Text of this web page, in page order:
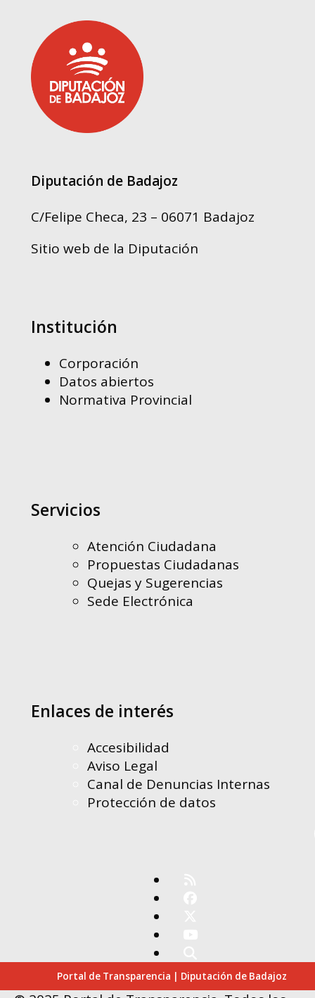
Diputación de Badajoz
C/Felipe Checa, 23 – 06071 Badajoz
Sitio web de la Diputación
Institución
Corporación
Datos abiertos
Normativa Provincial
Servicios
Atención Ciudadana
Propuestas Ciudadanas
Quejas y Sugerencias
Sede Electrónica
Enlaces de interés
Accesibilidad
Aviso Legal
Canal de Denuncias Internas
Protección de datos
Portal de Transparencia | Diputación de Badajoz